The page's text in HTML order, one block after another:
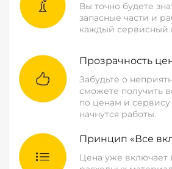
Вы точно будете
запасные части и
каждый сервисный
Прозрачность
Забудьте о
сможете получить
по ценам и сервису
начнутся работы.
Принцип «Все
Цена уже включает